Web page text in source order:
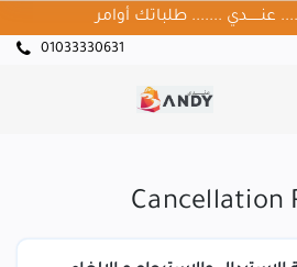
عنــــــدي ....... طلباتك أوامر
01033330631
Cancellation